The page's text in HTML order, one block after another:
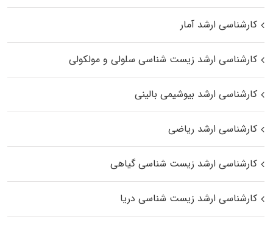
کارشناسی ارشد آمار
کارشناسی ارشد زیست شناسی سلولی و مولکولی
کارشناسی ارشد بیوشیمی بالینی
کارشناسی ارشد ریاضی
کارشناسی ارشد زیست‌ شناسی گیاهی
کارشناسی ارشد زیست‌ شناسی دریا